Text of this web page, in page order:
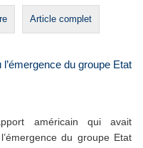
Article complet
du groupe Etat
américain qui avait
du groupe Etat